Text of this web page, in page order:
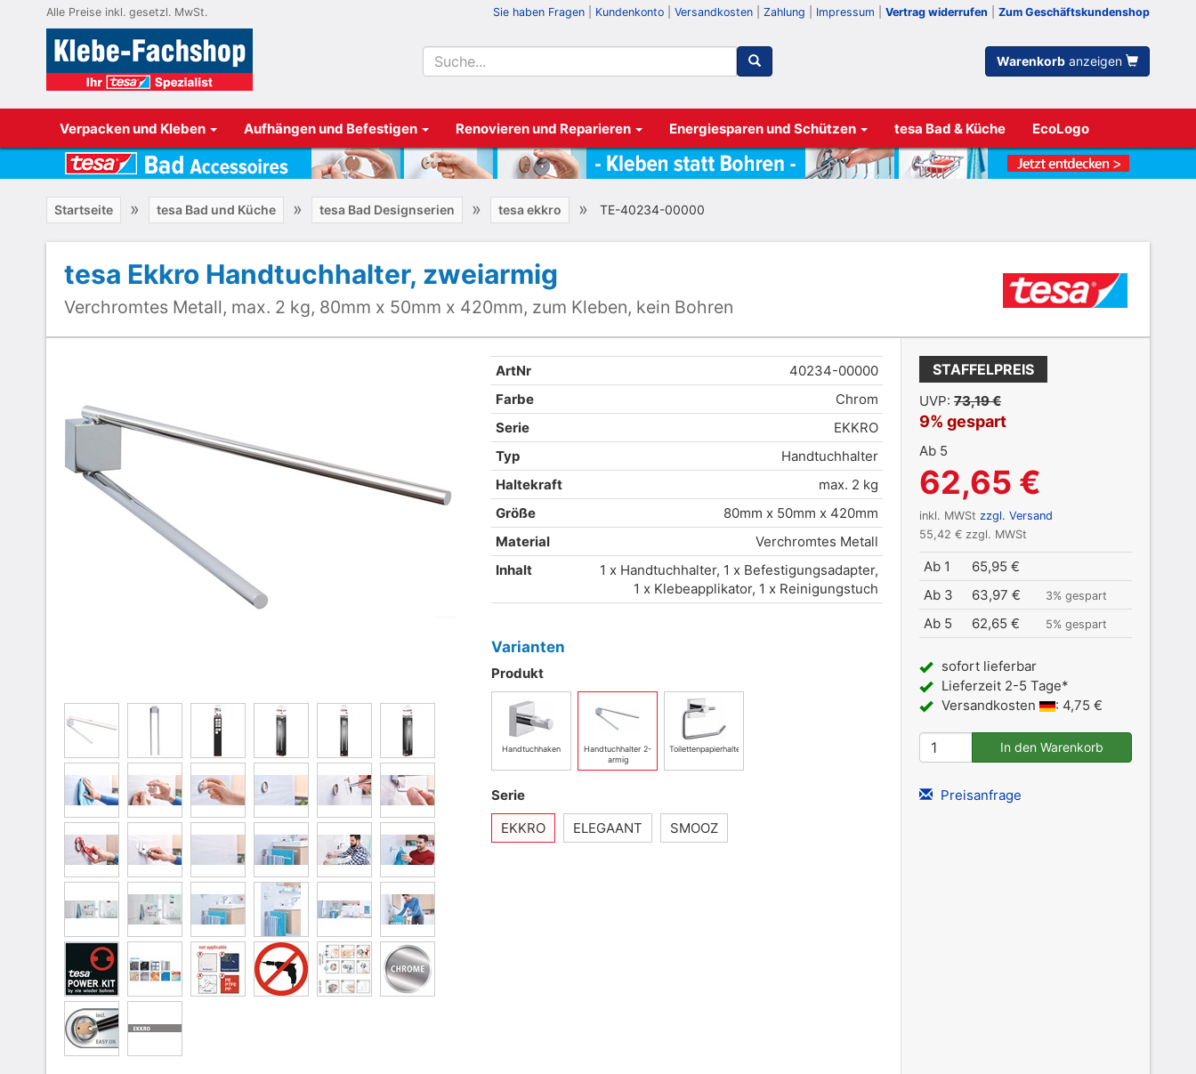
Alle Preise inkl. gesetzl. MwSt. Sie haben Fragen Kundenkonto Versandkosten Zahlung Impressum Vertrag widerrufen Zum Geschäftskundenshop
Warenkorbanzeigen
Verpacken und Kleben Aufhängen und Befestigen Renovieren und Reparieren Energiesparen und Schützen tesa Bad & Küche EcoLogo
Startseite » tesa Bad und Küche » tesa Bad Designserien » tesa ekkro » TE-40234-00000
tesa Ekkro Handtuchhalter, zweiarmig
Verchromtes Metall, max. 2 kg, 80mm x 50mm x 420mm, zum Kleben, kein Bohren
ArtNr
40234-00000
Farbe
Chrom
Serie
EKKRO
Typ
Handtuchhalter
Haltekraft
max. 2 kg
Größe
80mm x 50mm x 420mm
Material
Verchromtes Metall
Inhalt
1 x Handtuchhalter, 1 x Befestigungsadapter,
1 x Klebeapplikator, 1 x Reinigungstuch
Varianten
Produkt
Handtuchhaken
Handtuchhalter 2-
armig
Toilettenpapierhalter
Serie
EKKRO
ELEGAANT SMOOZ
STAFFELPREIS
UVP: 73,19 €
9% gespart
Ab 5
62,65 €
inkl. MWSt zzgl. Versand
55,42 € zzgl. MWSt
Ab 1
65,95 €
Ab 3
63,97 € 3% gespart
Ab 5 62,65 € 5% gespart
sofort lieferbar
Lieferzeit 2-5 Tage*
Versandkosten
: 4,75 €
Preisanfrage